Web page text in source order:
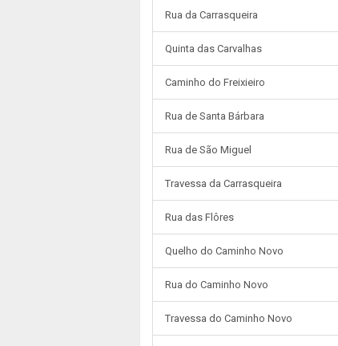
Rua da Carrasqueira
Quinta das Carvalhas
Caminho do Freixieiro
Rua de Santa Bárbara
Rua de São Miguel
Travessa da Carrasqueira
Rua das Flôres
Quelho do Caminho Novo
Rua do Caminho Novo
Travessa do Caminho Novo